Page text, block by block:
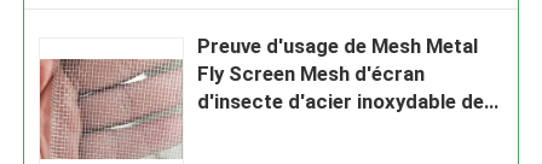
Preuve d'usage de Mesh Metal
Fly Screen Mesh d'écran
d'insecte d'acier inoxydable de